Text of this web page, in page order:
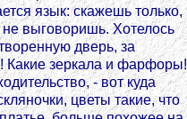
язык: скажешь только,
выговоришь. Хотелось
дверь, за
Какие зеркала и фарфоры!
- вот куда
цветы такие, что